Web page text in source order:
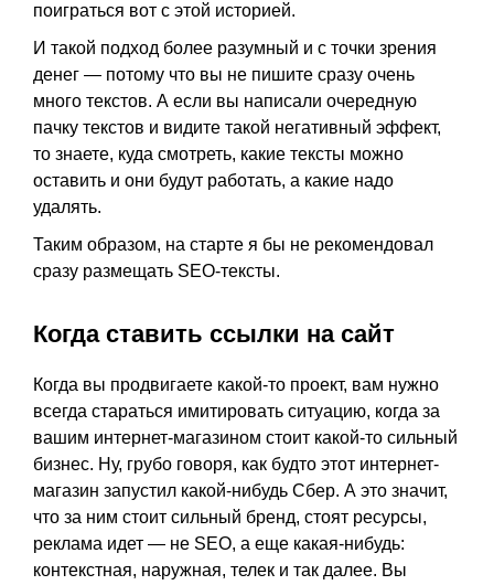
поиграться вот с этой историей.
И такой подход более разумный и с точки зрения
денег — потому что вы не пишите сразу очень
много текстов. А если вы написали очередную
пачку текстов и видите такой негативный эффект,
то знаете, куда смотреть, какие тексты можно
оставить и они будут работать, а какие надо
удалять.
Таким образом, на старте я бы не рекомендовал
сразу размещать SEO-тексты.
Когда ставить ссылки на сайт
Когда вы продвигаете какой-то проект, вам нужно
всегда стараться имитировать ситуацию, когда за
вашим интернет-магазином стоит какой-то сильный
бизнес. Ну, грубо говоря, как будто этот интернет-
магазин запустил какой-нибудь Сбер. А это значит,
что за ним стоит сильный бренд, стоят ресурсы,
реклама идет — не SEO, а еще какая-нибудь:
контекстная, наружная, телек и так далее. Вы